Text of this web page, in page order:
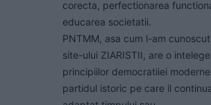
corecta, perfectionarea
educarea societatii.
PNTMM, asa cum l-am
site-ului ZIARISTII, are o
principiilor democratiiei
partidul istoric pe care il